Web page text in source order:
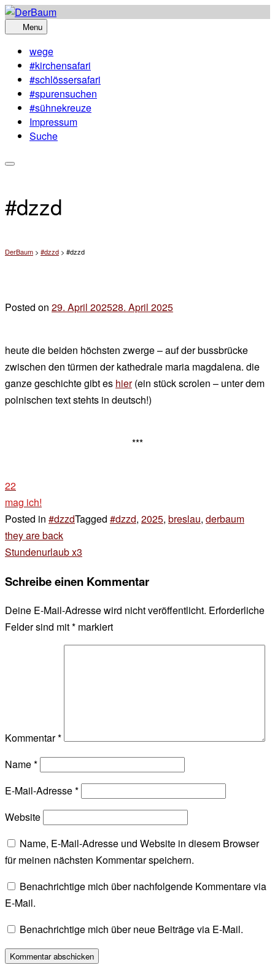
Skip
to
Menu
wege
#kirchensafari
#schlössersafari
#spurensuchen
#sühnekreuze
Impressum
Suche
#dzzd
DerBaum > #dzzd > #dzzd
Posted on 29. April 202528. April 2025
heute die beiden höchsten zwerge – auf der bussbrücke
zwischen den türmen der kathedrale maria magdalena. die
ganze geschichte gibt es hier(ein stück scrolen – unter dem
polnischen text stehts in deutsch!)
***
22
mag ich!
Posted in #dzzdTagged #dzzd, 2025, breslau, derbaum
Beitragsnavigation
they are back
Stundenurlaub x3
Schreibe einen Kommentar
Deine E-Mail-Adresse wird nicht veröffentlicht. Erforderliche
Felder sind mit* markiert
Kommentar*
Name*
E-Mail-Adresse*
Website
Name, E-Mail-Adresse und Website in diesem Browser
für meinen nächsten Kommentar speichern.
Benachrichtige mich über nachfolgende Kommentare via
E-Mail.
Benachrichtige mich über neue Beiträge via E-Mail.